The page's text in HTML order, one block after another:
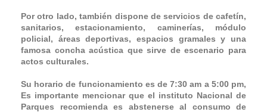
Por otro lado, también dispone de servicios de cafetín,
sanitarios, estacionamiento, caminerías, módulo
policial, áreas deportivas, espacios gramales y una
famosa concha acústica que sirve de escenario para
actos culturales.
Su horario de funcionamiento es de 7:30 am a 5:00 pm,
Es importante mencionar que el instituto Nacional de
Parques recomienda es abstenerse al consumo de